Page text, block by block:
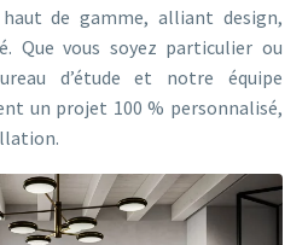
de gamme, alliant design,
Que vous soyez particulier ou
d’étude et notre équipe
un projet 100 % personnalisé,